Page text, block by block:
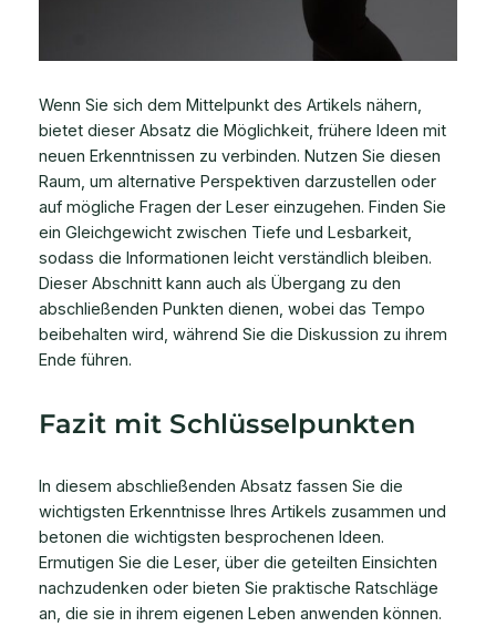
Wenn Sie sich dem Mittelpunkt des Artikels nähern,
bietet dieser Absatz die Möglichkeit, frühere Ideen mit
neuen Erkenntnissen zu verbinden. Nutzen Sie diesen
Raum, um alternative Perspektiven darzustellen oder
auf mögliche Fragen der Leser einzugehen. Finden Sie
ein Gleichgewicht zwischen Tiefe und Lesbarkeit,
sodass die Informationen leicht verständlich bleiben.
Dieser Abschnitt kann auch als Übergang zu den
abschließenden Punkten dienen, wobei das Tempo
beibehalten wird, während Sie die Diskussion zu ihrem
Ende führen.
Fazit mit Schlüsselpunkten
In diesem abschließenden Absatz fassen Sie die
wichtigsten Erkenntnisse Ihres Artikels zusammen und
betonen die wichtigsten besprochenen Ideen.
Ermutigen Sie die Leser, über die geteilten Einsichten
nachzudenken oder bieten Sie praktische Ratschläge
an, die sie in ihrem eigenen Leben anwenden können.